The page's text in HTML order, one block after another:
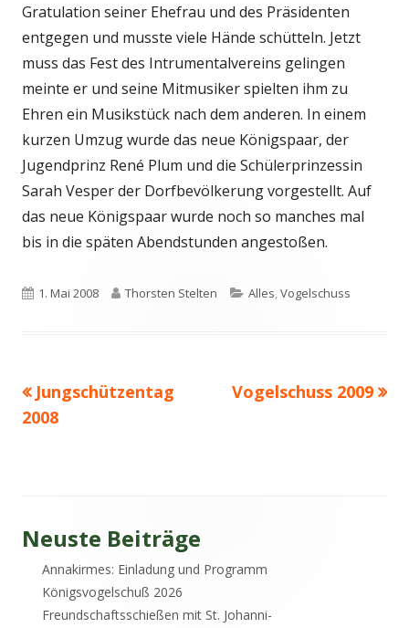
Gratulation seiner Ehefrau und des Präsidenten
entgegen und musste viele Hände schütteln. Jetzt
muss das Fest des Intrumentalvereins gelingen
meinte er und seine Mitmusiker spielten ihm zu
Ehren ein Musikstück nach dem anderen. In einem
kurzen Umzug wurde das neue Königspaar, der
Jugendprinz René Plum und die Schülerprinzessin
Sarah Vesper der Dorfbevölkerung vorgestellt. Auf
das neue Königspaar wurde noch so manches mal
bis in die späten Abendstunden angestoßen.
Veröffentlicht
1. Mai 2008 Autor
Thorsten Stelten Kategorien
Alles,Vogelschuss
Beitrags-
Vorheriger
Beitrag:
Jungschützentag
2008
Nächster
Vogelschuss 2009
Haupt-
Seitenleiste
Neuste Beiträge
Annakirmes: Einladung und Programm
Königsvogelschuß 2026
Freundschaftsschießen mit St. Johanni-